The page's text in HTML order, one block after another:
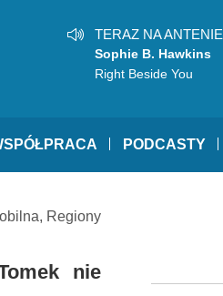
TERAZ NA ANTENIE
Sophie B. Hawkins
Right Beside You
PODCASTY
, Regiony
nie